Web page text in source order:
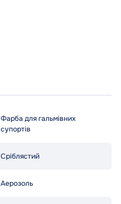
Фарба для гальмівних
супортів
Сріблястий
Аерозоль